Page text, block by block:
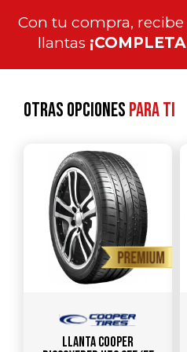
Con tu compra,
llantas
Otras opcionespara ti
Llanta COOPER